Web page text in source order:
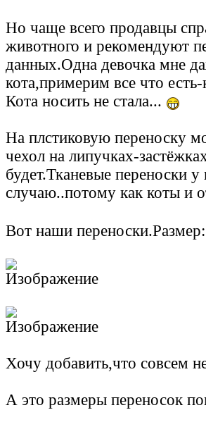
Но чаще всего продавцы
животного и рекомендуют
данных.Одна девочка мне
кота,примерим все что
Кота носить не стала...
На плстиковую переноску
чехол на липучках-
будет.Тканевые переноски у
случаю..потому как коты и
Вот наши переноски.Размер:
Хочу добавить,что совсем
А это размеры переносок